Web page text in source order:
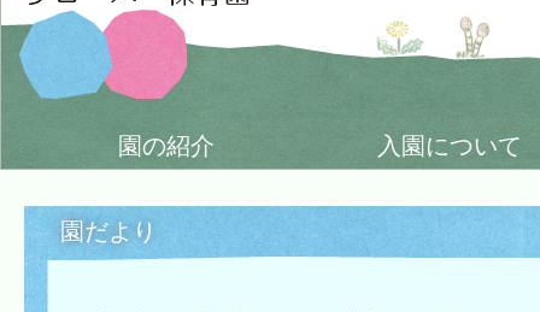
園の紹介 入園について
園だより